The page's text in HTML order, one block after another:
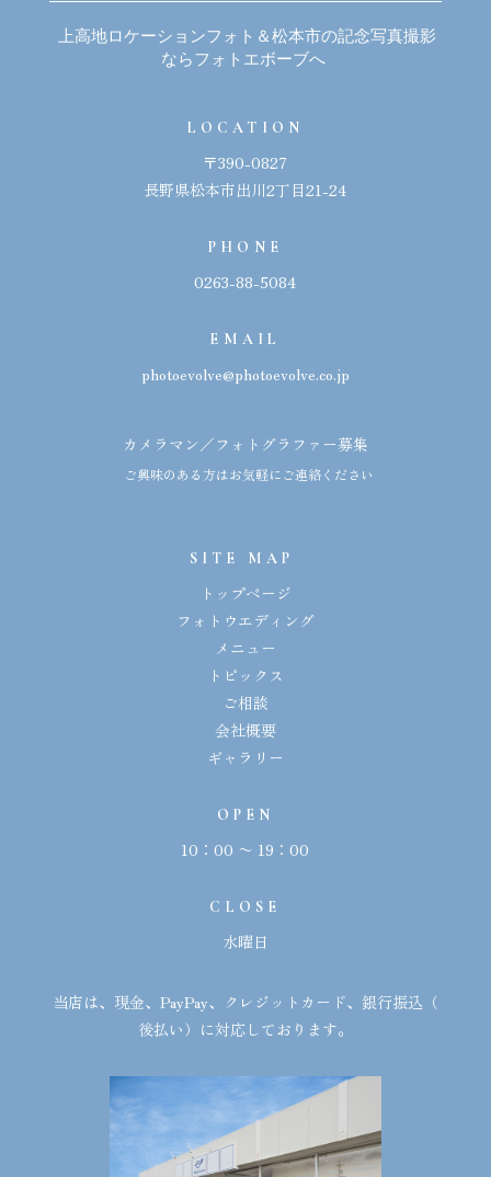
上高地ロケーションフォト＆松本市の記念写真撮影
ならフォトエボーブへ
LOCATION
〒390-0827
長野県松本市出川2丁目21-24
PHONE
0263-88-5084
EMAIL
photoevolve@photoevolve.co.jp
カメラマン／フォトグラファー募集
ご興味のある方はお気軽にご連絡ください
SITE MAP
トップページ
フォトウエディング
メニュー
トピックス
ご相談
会社概要
ギャラリー
OPEN
10：00 〜 19：00
CLOSE
水曜日
当店は、現金、 PayPay、クレジットカード、銀行振込（
後払い）に対応しております。